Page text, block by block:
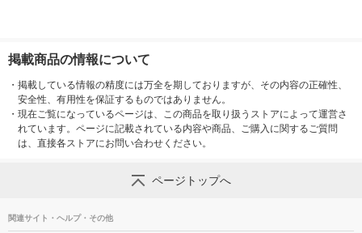
掲載商品の情報について
・ 掲載している情報の精度には万全を期しておりますが、その内容の正確性、
安全性、有用性を保証するものではありません。
・ 現在ご覧になっているページは、この商品を取り扱うストアによって運営さ
れています。ページに記載されている内容や商品、ご購入に関するご質問
は、直接各ストアにお問い合わせください。
ページトップへ
関連サイト・ヘルプ・その他